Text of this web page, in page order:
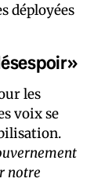
déployées
les
voix se
notre